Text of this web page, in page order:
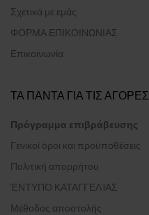
Σχετικά με εμάς
ΦΟΡΜΑ ΕΠΙΚΟΙΝΩΝΙΑΣ
Επικοινωνία
ΤΑ ΠΑΝΤΑ ΓΙΑ ΤΙΣ ΑΓΟΡΕΣ
Πρόγραμμα επιβράβευσης
Γενικοί όροι και προϋποθέσεις
Πολιτική απορρήτου
ΈΝΤΥΠΟ ΚΑΤΑΓΓΕΛΊΑΣ
Μέθοδος αποστολής